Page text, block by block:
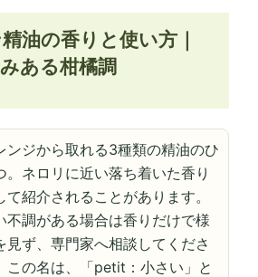
油の香りと使い方｜
ある柑橘調
ンジから取れる3種類の精油のひ
。ネロリに近い落ち着いた香り
て紹介されることがあります。
不調がある場合は香りだけで様
見ず、専門家へ相談してくださ
この名は、「petit：小さい」と